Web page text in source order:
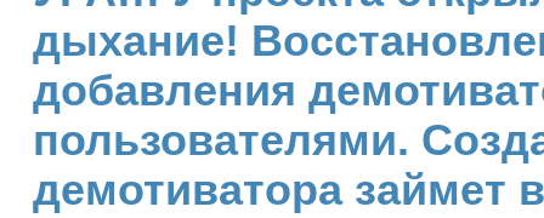
дыхание!
добавления
пользователями.
демотиватора займет